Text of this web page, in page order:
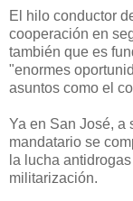
El hilo conductor
cooperación en
también que es
"enormes
asuntos como el
Ya en San José, a
mandatario se
la lucha
militarización.